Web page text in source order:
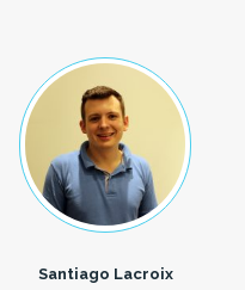
Santiago Lacroix